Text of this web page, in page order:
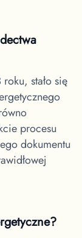
stało się
procesu
dokumentu